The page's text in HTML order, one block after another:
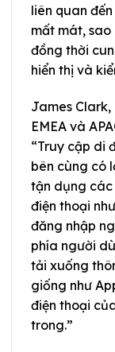
liên quan
mất mát, sao
đồng thời
hiển thị và
James
EMEA và
“Truy cập di
bên cùng có
tận dụng các
điện thoại
đăng nhập
phía người
tải xuống
giống như
điện thoại
trong.”